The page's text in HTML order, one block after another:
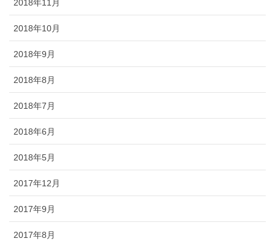
2018年11月
2018年10月
2018年9月
2018年8月
2018年7月
2018年6月
2018年5月
2017年12月
2017年9月
2017年8月